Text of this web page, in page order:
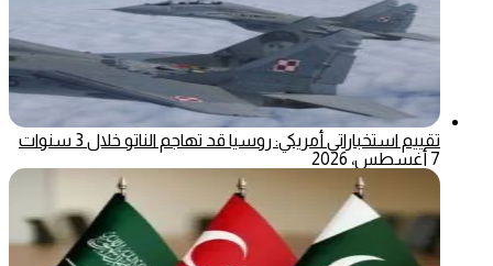
تقييم استخباراتي أمريكي: روسيا قد تهاجم الناتو خلال 3 سنوات
7 أغسطس، 2026